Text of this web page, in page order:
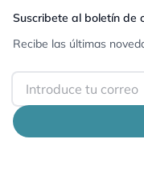
Suscribete al boletín de
Recibe las últimas
Email